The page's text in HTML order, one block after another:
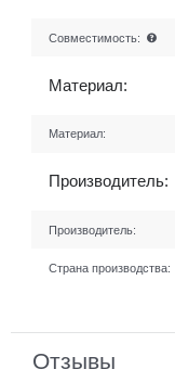
Совместимость:
Материал:
Материал:
Производитель:
Производитель:
Страна производства:
Отзывы